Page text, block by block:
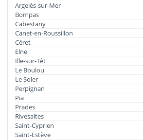
Argelès-sur-Mer
Bompas
Cabestany
Canet-en-Roussillon
Céret
Elne
Ille-sur-Têt
Le Boulou
Le Soler
Perpignan
Pia
Prades
Rivesaltes
Saint-Cyprien
Saint-Estève